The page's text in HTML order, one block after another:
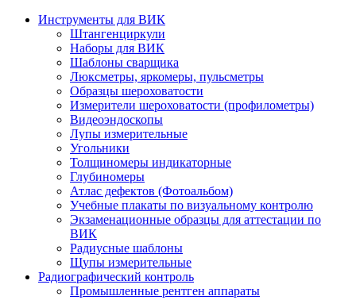
Инструменты для ВИК
Штангенциркули
Наборы для ВИК
Шаблоны сварщика
Люксметры, яркомеры, пульсметры
Образцы шероховатости
Измерители шероховатости (профилометры)
Видеоэндоскопы
Лупы измерительные
Угольники
Толщиномеры индикаторные
Глубиномеры
Атлас дефектов (Фотоальбом)
Учебные плакаты по визуальному контролю
Экзаменационные образцы для аттестации по
ВИК
Радиусные шаблоны
Щупы измерительные
Радиографический контроль
Промышленные рентген аппараты